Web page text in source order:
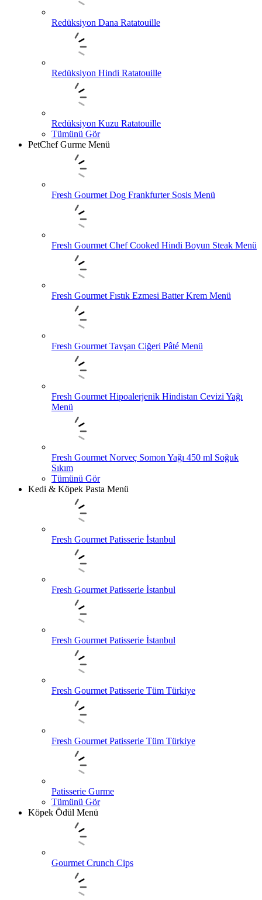
Redüksiyon Dana Ratatouille
Redüksiyon Hindi Ratatouille
Redüksiyon Kuzu Ratatouille
Tümünü Gör
PetChef Gurme Menü
Fresh Gourmet Dog Frankfurter Sosis Menü
Fresh Gourmet Chef Cooked Hindi Boyun Steak Menü
Fresh Gourmet Fıstık Ezmesi Batter Krem Menü
Fresh Gourmet Tavşan Ciğeri Pâté Menü
Fresh Gourmet Hipoalerjenik Hindistan Cevizi Yağı
Menü
Fresh Gourmet Norveç Somon Yağı 450 ml Soğuk
Sıkım
Tümünü Gör
Kedi & Köpek Pasta Menü
Fresh Gourmet Patisserie İstanbul
Fresh Gourmet Patisserie İstanbul
Fresh Gourmet Patisserie İstanbul
Fresh Gourmet Patisserie Tüm Türkiye
Fresh Gourmet Patisserie Tüm Türkiye
Patisserie Gurme
Tümünü Gör
Köpek Ödül Menü
Gourmet Crunch Cips